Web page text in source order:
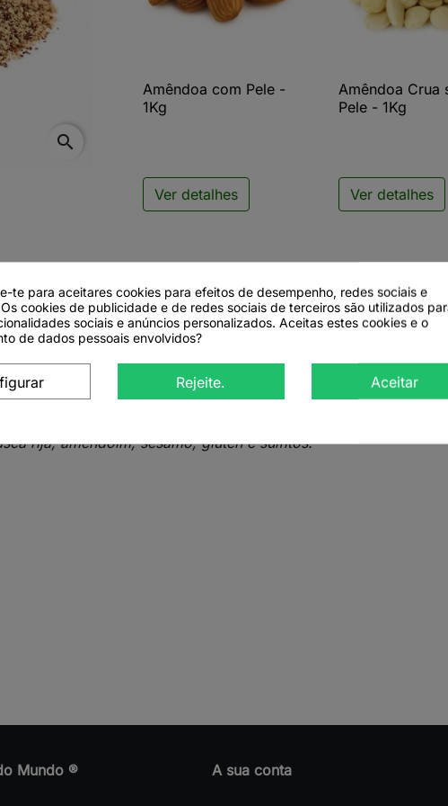
search
 Vista rápida
Amêndoa com Pele -
1Kg
Ver detalhes
 Vista
Amêndoa Crua
Pele - 1Kg
Ver detalhes
Pele - 1Kg
rija, amendoim, sésamo, glúten e sulfitos.
Mundo ® A sua conta
te para aceitares cookies para efeitos de desempenho, redes sociais e
cookies de publicidade e de redes sociais de terceiros são utilizados
sociais e anúncios personalizados. Aceitas estes cookies e o
de dados pessoais envolvidos?
Rejeite. Aceitar